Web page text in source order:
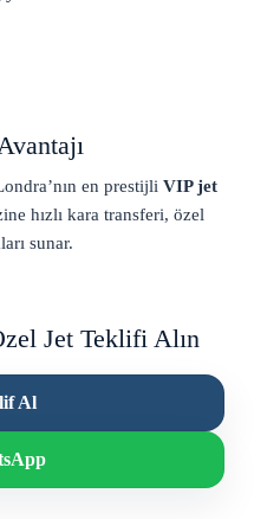
en prestijli VIP jet
hızlı kara transferi, özel
sunar.
Jet Teklifi Alın
Al